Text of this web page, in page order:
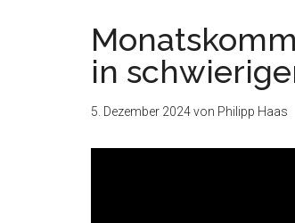
in
5. Dezember 2024von Philipp Haas